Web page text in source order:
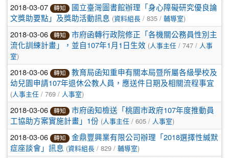
2018-03-07 轉知
國立臺灣圖書館辦理「身心障礙研究優良論
文獎助要點」及獎助活動訊息 (資料組長 / 835 / 輔導室)
2018-03-06 轉知
市府函轉行政院修正「各機關公務員性別主
流化訓練計畫」，並自107年1月1日生效 (人事主任 / 747 / 人事
室)
2018-03-06 轉知
教育局函知重申有關本局暨所屬各級學校及
幼兒園申請107年退休公教人員，應送件日期及相關流程事宜
(人事主任 / 769 / 人事室)
2018-03-06 轉知
市府函知檢送「桃園市政府107年度推動員
工協助方案實施計畫」1份 (人事主任 / 605 / 人事室)
2018-03-06 轉知
金鼎豐興業有限公司辦理「2018選擇性緘默
症座談會」訊息 (資料組長 / 829 / 輔導室)